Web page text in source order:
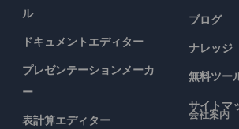
ル
ドキュメントエディター
プレゼンテーションメーカ
ー
表計算エディター
ブログ
ナレッジ
無料ツー
サイトマ
会社案内